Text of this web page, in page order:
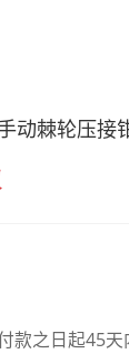
动棘轮压接
款之日起45天